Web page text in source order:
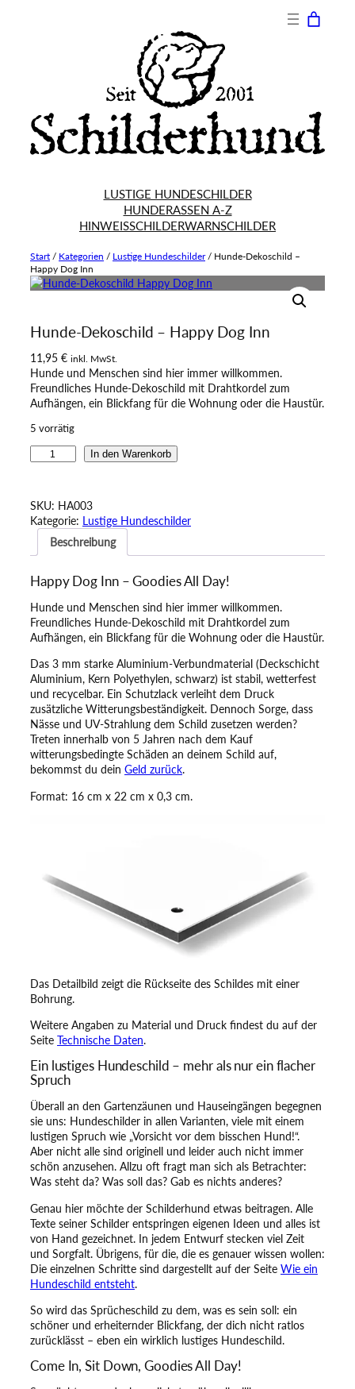
LUSTIGE HUNDESCHILDER
HUNDERASSEN A-Z
HINWEISSCHILDERWARNSCHILDER
Start / Kategorien / Lustige Hundeschilder/ Hunde-Dekoschild –
Happy Dog Inn
Hunde-Dekoschild – Happy Dog Inn
11,95 € inkl. MwSt.
Hunde und Menschen sind hier immer willkommen.
Freundliches Hunde-Dekoschild mit Drahtkordel zum
Aufhängen, ein Blickfang für die Wohnung oder die Haustür.
5 vorrätig
e
-
e
k
o
s
c
h
l
d
–
H
a
p
p
y
o
In den Warenkorb
SKU: HA003
Kategorie: Lustige Hundeschilder
Beschreibung
Happy Dog Inn – Goodies All Day!
Hunde und Menschen sind hier immer willkommen.
Freundliches Hunde-Dekoschild mit Drahtkordel zum
Aufhängen, ein Blickfang für die Wohnung oder die Haustür.
Das 3 mm starke Aluminium-Verbundmaterial (Deckschicht
Aluminium, Kern Polyethylen, schwarz) ist stabil, wetterfest
und recycelbar. Ein Schutzlack verleiht dem Druck
zusätzliche Witterungsbeständigkeit. Dennoch Sorge, dass
Nässe und UV-Strahlung dem Schild zusetzen werden?
Treten innerhalb von 5 Jahren nach dem Kauf
witterungsbedingte Schäden an deinem Schild auf,
bekommst du dein Geld zurück.
Format: 16 cm x 22 cm x 0,3 cm.
Das Detailbild zeigt die Rückseite des Schildes mit einer
Bohrung.
Weitere Angaben zu Material und Druck findest du auf der
Seite Technische Daten.
Ein lustiges Hundeschild – mehr als nur ein flacher
Spruch
Überall an den Gartenzäunen und Hauseingängen begegnen
sie uns: Hundeschilder in allen Varianten, viele mit einem
lustigen Spruch wie „Vorsicht vor dem bisschen Hund!“.
Aber nicht alle sind originell und leider auch nicht immer
schön anzusehen. Allzu oft fragt man sich als Betrachter:
Was steht da? Was soll das? Gab es nichts anderes?
Genau hier möchte der Schilderhund etwas beitragen. Alle
Texte seiner Schilder entspringen eigenen Ideen und alles ist
von Hand gezeichnet. In jedem Entwurf stecken viel Zeit
und Sorgfalt. Übrigens, für die, die es genauer wissen wollen:
Die einzelnen Schritte sind dargestellt auf der Seite Wie ein
Hundeschild entsteht.
So wird das Sprücheschild zu dem, was es sein soll: ein
schöner und erheiternder Blickfang, der dich nicht ratlos
zurücklässt – eben ein wirklich lustiges Hundeschild.
Come In, Sit Down, Goodies All Day!